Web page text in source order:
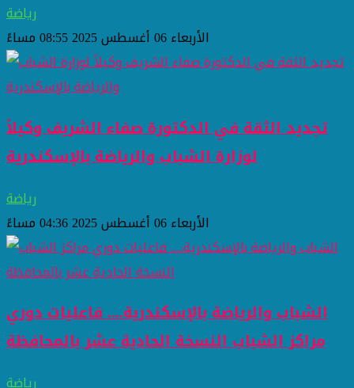
رياضة
الأربعاء 06 أغسطس 2025 08:55 مساءً
تجديد الثقة في الدكتورة صفاء الشريف وكيلاً
لوزارة الشباب والرياضة بالإسكندرية
رياضة
الأربعاء 06 أغسطس 2025 04:36 مساءً
الشباب والرياضة بالإسكندرية.... فاعليات دوري
مراكز الشباب النسخة الحادية عشر بالمحافظة
رياضة